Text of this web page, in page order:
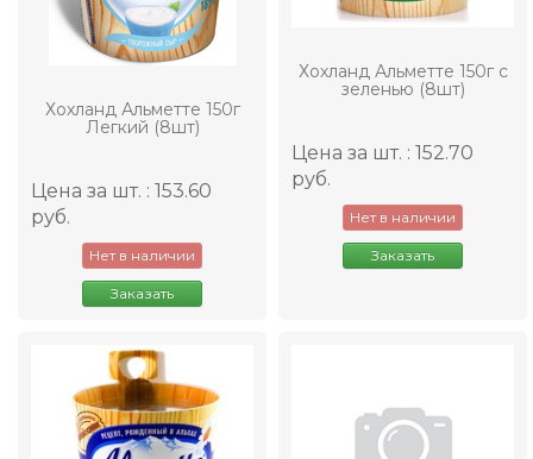
Хохланд Альметте 150г
Легкий (8шт)
Цена за шт. : 153.60
руб.
Нет в наличии
Заказать
Хохланд Альметте 150г с
зеленью (8шт)
Цена за шт. : 152.70
руб.
Нет в наличии
Заказать